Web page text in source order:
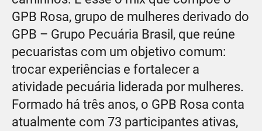
GPB Rosa, grupo de mulheres derivado do
GPB – Grupo Pecuária Brasil, que reúne
pecuaristas com um objetivo comum:
trocar experiências e fortalecer a
atividade pecuária liderada por mulheres.
Formado há três anos, o GPB Rosa conta
atualmente com 73 participantes ativas,